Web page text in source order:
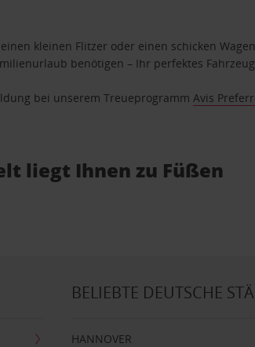
kleinen Flitzer oder einen schicken
benötigen – Ihr perfektes
bei unserem TreueprogrammAvis
liegt Ihnen zu Füßen
BELIEBTE DEUTSCHE
HANNOVER